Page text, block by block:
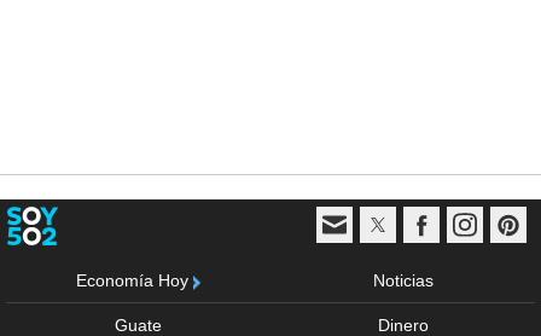
Economía Hoy Noticias
Guate Dinero